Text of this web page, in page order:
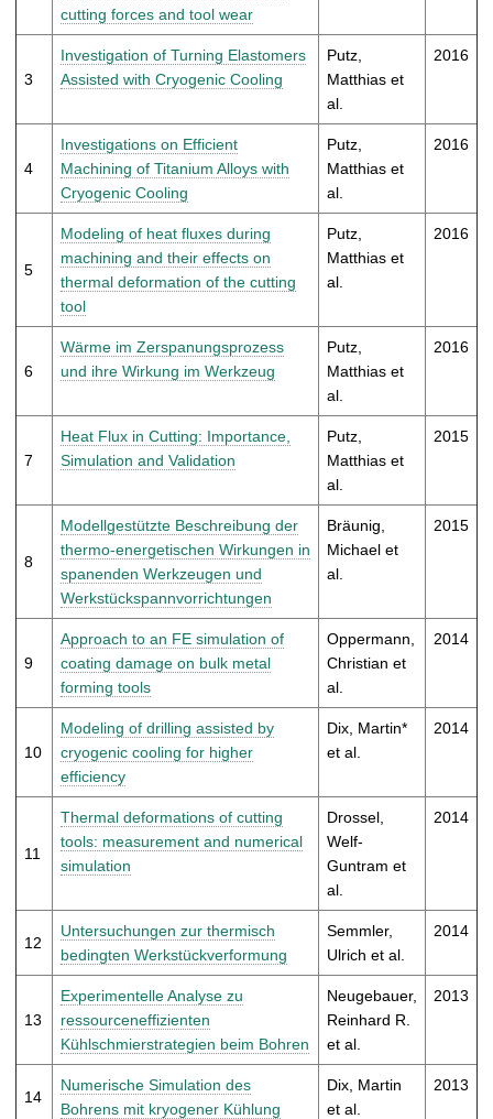
cutting forces and tool wear
3
Investigation of Turning Elastomers
Assisted with Cryogenic Cooling
Putz,
Matthias et
al.
2016
4
Investigations on Efficient
Machining of Titanium Alloys with
Cryogenic Cooling
Putz,
Matthias et
al.
2016
5
Modeling of heat fluxes during
machining and their effects on
thermal deformation of the cutting
tool
Putz,
Matthias et
al.
2016
6
Wärme im Zerspanungsprozess
und ihre Wirkung im Werkzeug
Putz,
Matthias et
al.
2016
7
Heat Flux in Cutting: Importance,
Simulation and Validation
Putz,
Matthias et
al.
2015
8
Modellgestützte Beschreibung der
thermo-energetischen Wirkungen in
spanenden Werkzeugen und
Werkstückspannvorrichtungen
Bräunig,
Michael et
al.
2015
9
Approach to an FE simulation of
coating damage on bulk metal
forming tools
Oppermann,
Christian et
al.
2014
10
Modeling of drilling assisted by
cryogenic cooling for higher
efficiency
Dix, Martin*
et al.
2014
11
Thermal deformations of cutting
tools: measurement and numerical
simulation
Drossel,
Welf-
Guntram et
al.
2014
12
Untersuchungen zur thermisch
bedingten Werkstückverformung
Semmler,
Ulrich et al.
2014
13
Experimentelle Analyse zu
ressourceneffizienten
Kühlschmierstrategien beim Bohren
Neugebauer,
Reinhard R.
et al.
2013
14
Numerische Simulation des
Bohrens mit kryogener Kühlung
Dix, Martin
et al.
2013